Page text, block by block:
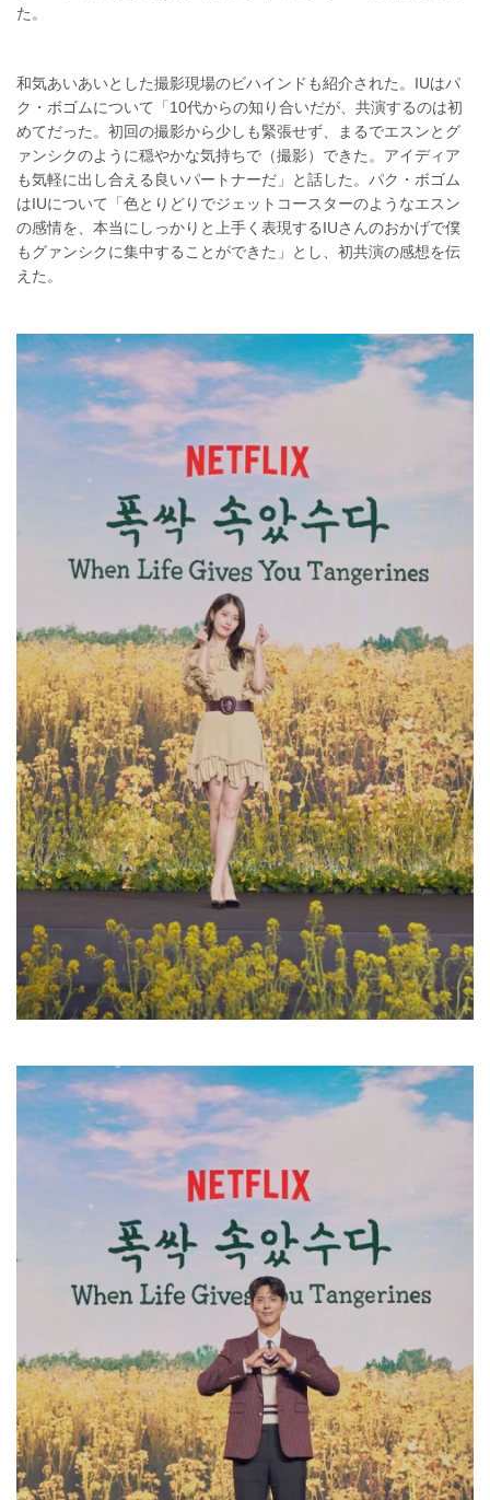
た。
和気あいあいとした撮影現場のビハインドも紹介された。IUはパ
ク・ボゴムについて「10代からの知り合いだが、共演するのは初
めてだった。初回の撮影から少しも緊張せず、まるでエスンとグ
ァンシクのように穏やかな気持ちで（撮影）できた。アイディア
も気軽に出し合える良いパートナーだ」と話した。パク・ボゴム
はIUについて「色とりどりでジェットコースターのようなエスン
の感情を、本当にしっかりと上手く表現するIUさんのおかげで僕
もグァンシクに集中することができた」とし、初共演の感想を伝
えた。